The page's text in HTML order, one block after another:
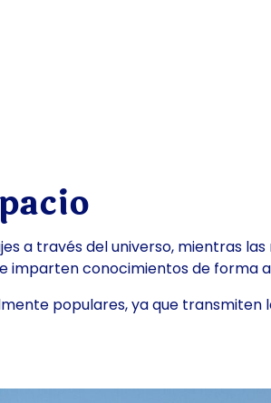
a través del universo, mientras
imparten conocimientos de forma
populares, ya que